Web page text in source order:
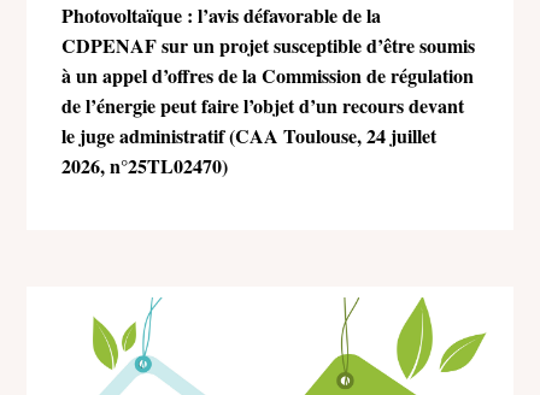
Photovoltaïque : l’avis défavorable de la
CDPENAF sur un projet susceptible d’être soumis
à un appel d’offres de la Commission de régulation
de l’énergie peut faire l’objet d’un recours devant
le juge administratif (CAA Toulouse, 24 juillet
2026, n°25TL02470)